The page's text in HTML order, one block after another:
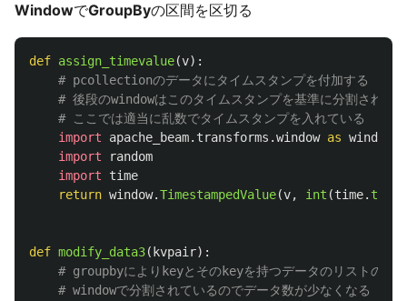
WindowでGroupByの区間を区切る
def assign_timevalue(v):
import
apache_beam.transforms.window as window
import
random
import
time
return window.TimestampedValue(v, int (time. time
def modify_data3( kvpair):